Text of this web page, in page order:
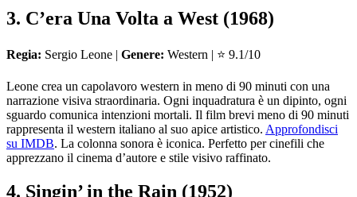
3. C’era Una Volta a West (1968)
Regia: Sergio Leone | Genere: Western | ⭐ 9.1/10
Leone crea un capolavoro western in meno di 90 minuti con una
narrazione visiva straordinaria. Ogni inquadratura è un dipinto, ogni
sguardo comunica intenzioni mortali. Il film brevi meno di 90 minuti
rappresenta il western italiano al suo apice artistico. Approfondisci
su IMDB. La colonna sonora è iconica. Perfetto per cinefili che
apprezzano il cinema d’autore e stile visivo raffinato.
4. Singin’ in the Rain (1952)